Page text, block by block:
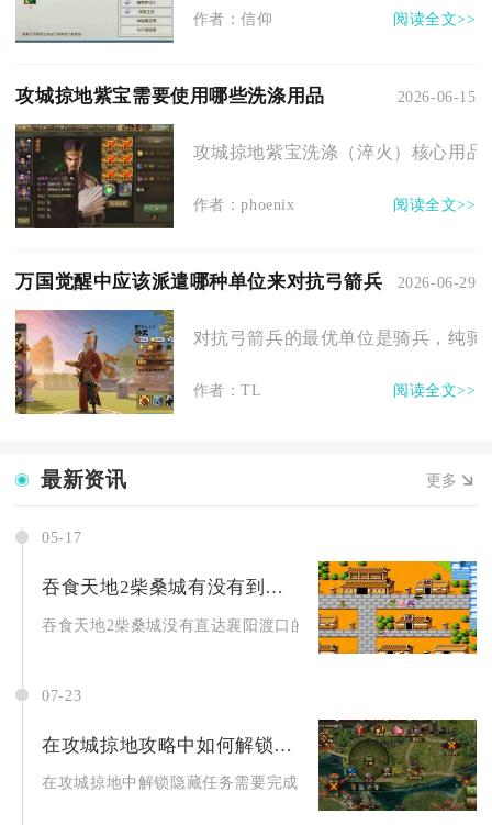
作者：信仰 阅读全文>>
攻城掠地紫宝需要使用哪些洗涤用品 2026-06-15
攻城掠地紫宝洗涤（淬火）核心用
作者：phoenix 阅读全文>>
万国觉醒中应该派遣哪种单位来对抗弓箭兵 2026-06-29
对抗弓箭兵的最优单位是骑兵，纯
作者：TL 阅读全文>>
最新资讯 更多
05-17
吞食天地2柴桑城有没有到襄阳渡口的公交车
吞食天地2柴桑城没有直达襄阳渡口的公交车，游戏内不存在公
07-23
在攻城掠地攻略中如何解锁隐藏任务
在攻城掠地中解锁隐藏任务需要完成主线前置副本、特殊交互